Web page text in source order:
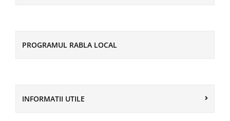
PROGRAMUL RABLA LOCAL
INFORMATII UTILE